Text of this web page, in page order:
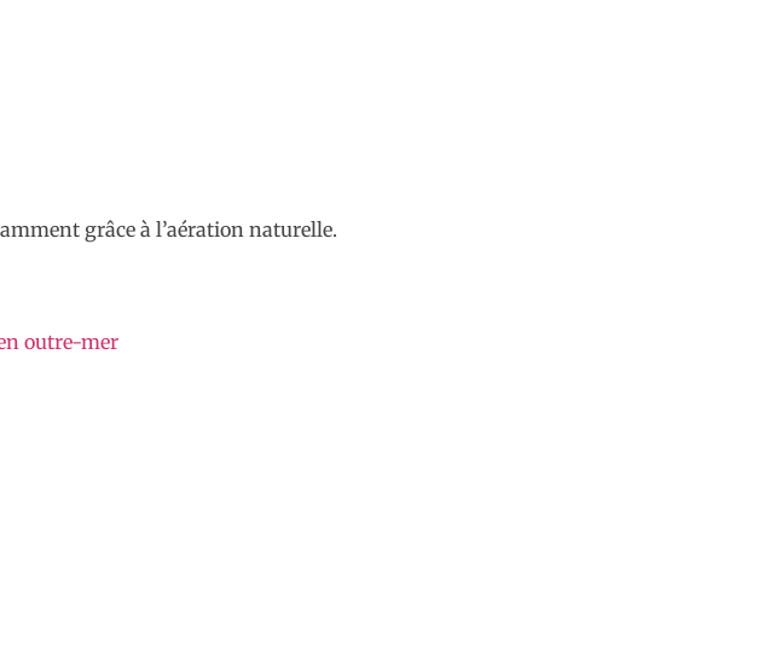
grâce à l’aération naturelle.
outre-mer